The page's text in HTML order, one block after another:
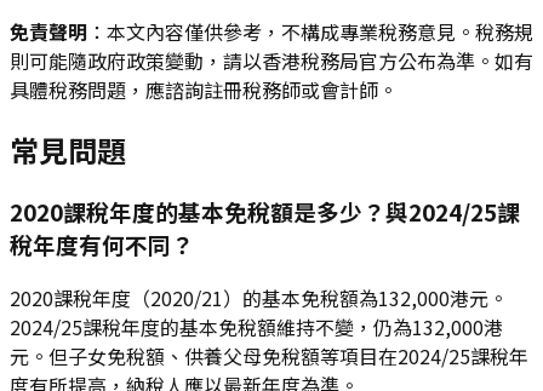
免責聲明 ：本文內容僅供參考，不構成專業稅務意見。稅務規
則可能隨政府政策變動，請以香港稅務局官方公布為準。如有
具體稅務問題，應諮詢註冊稅務師或會計師。
常見問題
2020課稅年度的基本免稅額是多少？與2024/25課
稅年度有何不同？
2020課稅年度（2020/21）的基本免稅額為132,000港元。
2024/25課稅年度的基本免稅額維持不變，仍為132,000港
元。但子女免稅額、供養父母免稅額等項目在2024/25課稅年
度有所提高，納稅人應以最新年度為準。